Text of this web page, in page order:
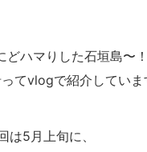
どハマりした石垣島〜
てvlogで紹介していま
は5月上旬に、